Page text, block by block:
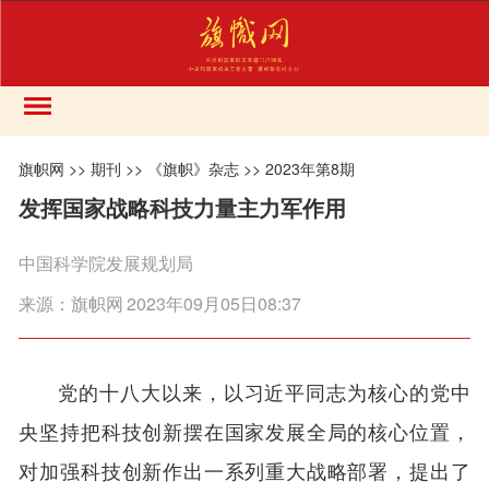
旗帜网 >>期刊 >> 《旗帜》杂志 >>2023年第8期
发挥国家战略科技力量主力军作用
中国科学院发展规划局
来源：旗帜网2023年09月05日08:37
党的十八大以来，以习近平同志为核心的党中
央坚持把科技创新摆在国家发展全局的核心位置，
对加强科技创新作出一系列重大战略部署，提出了